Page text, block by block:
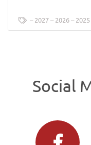
2027 2026 2025
Social